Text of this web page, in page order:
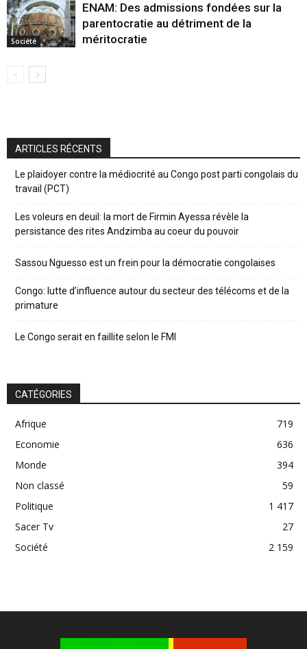
Société
ENAM: Des admissions fondées sur la
parentocratie au détriment de la
méritocratie
ARTICLES RÉCENTS
Le plaidoyer contre la médiocrité au Congo post parti congolais du
travail (PCT)
Les voleurs en deuil: la mort de Firmin Ayessa révèle la
persistance des rites Andzimba au coeur du pouvoir
Sassou Nguesso est un frein pour la démocratie congolaises
Congo: lutte d’influence autour du secteur des télécoms et de la
primature
Le Congo serait en faillite selon le FMI
CATÉGORIES
Afrique
719
Economie
636
Monde
394
Non classé
59
Politique
1 417
Sacer Tv
27
Société
2 159